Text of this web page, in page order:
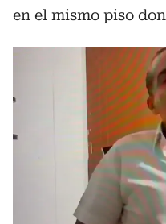
en el mismo piso